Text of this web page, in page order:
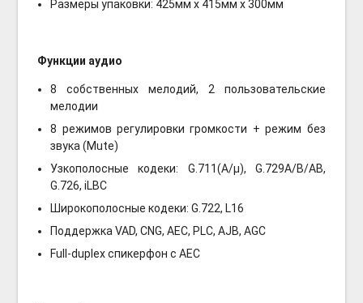
Размеры упаковки: 425мм х 415мм х 300мм
Функции аудио
8 собственных мелодий, 2 пользовательские
мелодии
8 режимов регулировки громкости + режим без
звука (Mute)
Узкополосные кодеки: G.711(A/μ), G.729A/B/AB,
G.726, iLBC
Широкополосные кодеки: G.722, L16
Поддержка VAD, CNG, AEC, PLC, AJB, AGC
Full-duplex спикерфон с AEC